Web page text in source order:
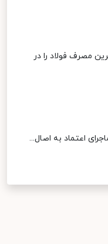
مصرف فولاد را در
اعتماد به اصال...